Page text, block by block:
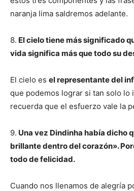
naranja lima saldremos adelante.
8. El cielo tiene más significado
vida significa más que todo su
El cielo es el representante del
que podemos lograr si tan solo lo
recuerda que el esfuerzo vale la
9. Una vez Dindinha había dicho
brillante dentro del corazón».
todo de felicidad.
Cuando nos llenamos de alegría